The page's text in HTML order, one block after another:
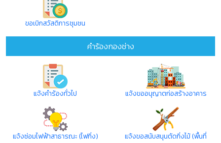
ขอเบิกสวัสดิการชุมชน
คำร้องกองช่าง
แจ้งคำร้องทั่วไป แจ้งขออนุญาตก่อสร้างอาคาร
แจ้งซ่อมไฟฟ้าสาธารณะ (ไฟกิ่ง)
แจ้งขอสนับสนุนตัดกิ่งไม้ (พื้นที่